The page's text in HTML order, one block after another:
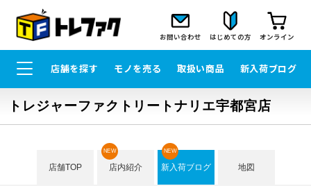
お問い合わせ はじめての方 オンライン
店舗を探す モノを売る 取扱い商品 新入荷ブログ
トレジャーファクトリートナリエ宇都宮店
店舗TOP 店内紹介
NEW
新入荷ブログ
NEW
地図